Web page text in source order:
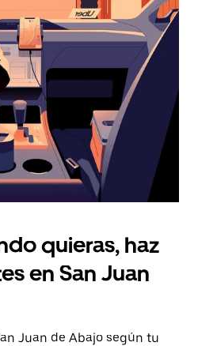
quieras, haz
en San Juan
Juan de Abajo según tu